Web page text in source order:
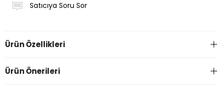
Satıcıya Soru Sor
Ürün Özellikleri
Ürün Önerileri